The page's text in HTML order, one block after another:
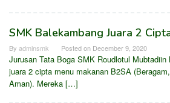
SMK Balekambang Juara 2
By adminsmk Posted on December 9, 2020
Jurusan Tata Boga SMK Roudlotul
juara 2 cipta menu makanan B2SA
Aman). Mereka […]